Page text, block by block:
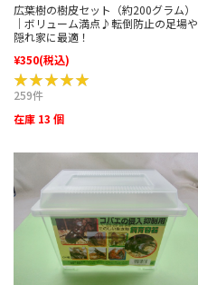
広葉樹の樹皮セット（約200グラム）
｜ボリューム満点♪転倒防止の足場や
隠れ家に最適！
¥350(税込)
★★★★★
★★★★★
259件
在庫 13 個